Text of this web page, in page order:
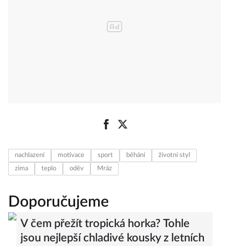
nachlazení motivace sport běhání
životní styl
zima
teplo oděv Mráz
Doporučujeme
V čem přežít tropická horka? Tohle
jsou nejlepší chladivé kousky z letních